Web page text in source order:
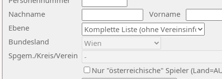
Nachname
Vorname
Ebene
Bundesland
Spgem./Kreis/Verein
Nur "österreichische" Spieler